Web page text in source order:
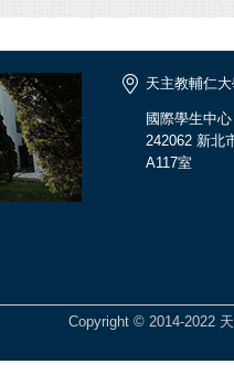
天主教輔仁
國際學生中心
242062 新北
A117室
Copyright © 2014-2022